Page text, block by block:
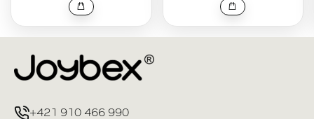
+421 910 466 990